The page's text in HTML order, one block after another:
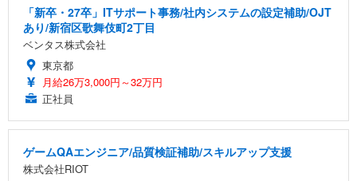
「新卒・27卒」ITサポート事務/社内システムの設定補助/OJT
あり/新宿区歌舞伎町2丁目
ベンタス株式会社
東京都
月給26万3,000円～32万円
正社員
ゲームQAエンジニア/品質検証補助/スキルアップ支援
株式会社RIOT